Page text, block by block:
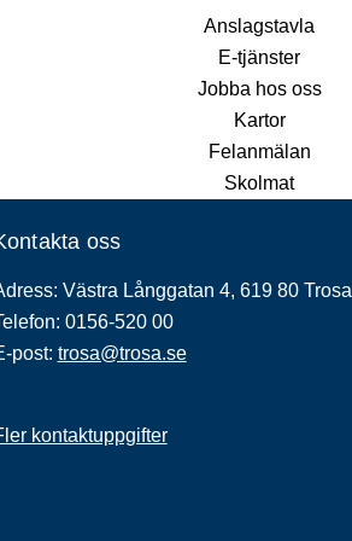
Anslagstavla
E-tjänster
Jobba hos oss
Kartor
Felanmälan
Skolmat
oss
Västra Långgatan 4, 619 80 Trosa
0156-520 00
post: trosa@trosa.se
kontaktuppgifter